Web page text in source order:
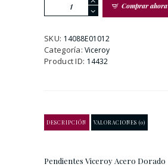
Viceroy
Dorado
cantidad
Comprar ahora
SKU: 14088E01012
Categoría:Viceroy
Product ID: 14432
DESCRIPCIÓN VALORACIONES (0)
Pendientes Viceroy Acero Dorado